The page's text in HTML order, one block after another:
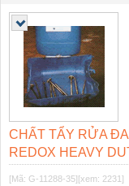
CHẤT TẨY RỬA
REDOX HEAVY
[Mã: G-11288-35][xem: 2231]